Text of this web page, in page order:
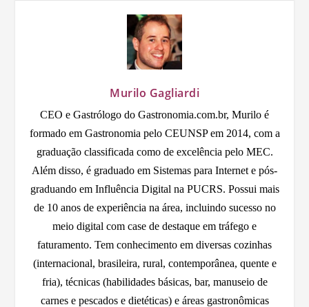
Murilo Gagliardi
CEO e Gastrólogo do Gastronomia.com.br, Murilo é
formado em Gastronomia pelo CEUNSP em 2014, com a
graduação classificada como de excelência pelo MEC.
Além disso, é graduado em Sistemas para Internet e pós-
graduando em Influência Digital na PUCRS. Possui mais
de 10 anos de experiência na área, incluindo sucesso no
meio digital com case de destaque em tráfego e
faturamento. Tem conhecimento em diversas cozinhas
(internacional, brasileira, rural, contemporânea, quente e
fria), técnicas (habilidades básicas, bar, manuseio de
carnes e pescados e dietéticas) e áreas gastronômicas